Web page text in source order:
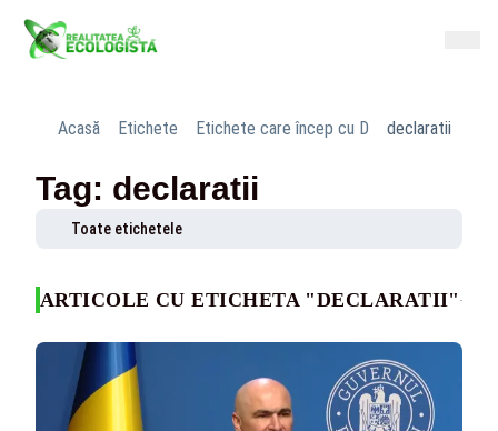
Acasă Etichete Etichete care încep cu D declaratii
Tag: declaratii
Toate etichetele
ARTICOLE CU ETICHETA "DECLARATII"